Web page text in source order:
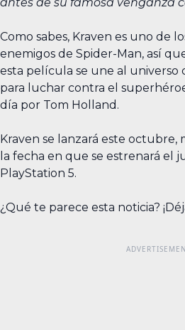
Como sabes, Kraven es uno de
enemigos de Spider-Man, así
esta película se une al universo
para luchar contra el
día por Tom Holland.
Kraven se lanzará este octubre,
la fecha en que se estrenará el
PlayStation 5.
¿Qué te parece esta noticia?